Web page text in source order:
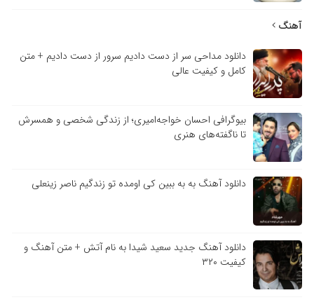
آهنگ
دانلود مداحی سر از دست دادیم سرور از دست دادیم + متن
کامل و کیفیت عالی
بیوگرافی احسان خواجه‌امیری؛ از زندگی شخصی و همسرش
تا ناگفته‌های هنری
دانلود آهنگ به به ببین کی اومده تو زندگیم ناصر زینعلی
دانلود آهنگ جدید سعید شیدا به نام آتش + متن آهنگ و
کیفیت ۳۲۰